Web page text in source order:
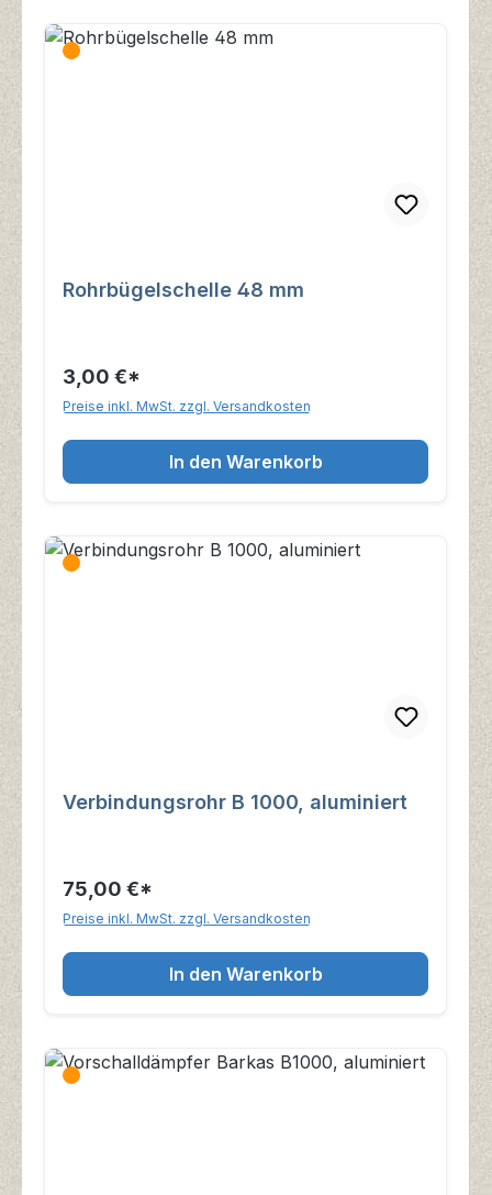
Rohrbügelschelle 48 mm
3,00 €*
Preise inkl. MwSt. zzgl. Versandkosten
In den Warenkorb
Verbindungsrohr B 1000, aluminiert
75,00 €*
Preise inkl. MwSt. zzgl. Versandkosten
In den Warenkorb